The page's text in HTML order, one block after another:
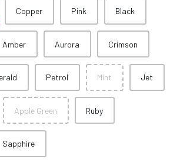
Copper Pink Black
Amber Aurora Crimson
Petrol Mint Jet
Apple Green Ruby
Sapphire